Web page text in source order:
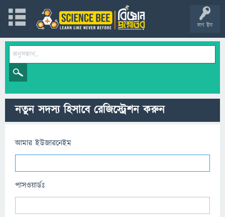
লগ ইন
নতুন সদস্য হিসাবে রেজিস্ট্রেশন করুন
আমার ইউজারনেইম
পাসওয়ার্ডঃ